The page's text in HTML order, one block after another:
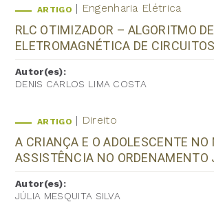
ARTIGO Engenharia Elétrica
RLC OTIMIZADOR – ALGORITMO
ELETROMAGNÉTICA DE
Autor(es):
DENIS CARLOS LIMA COSTA
ARTIGO Direito
A CRIANÇA E O ADOLESCENTE NO
ASSISTÊNCIA NO ORDENAMENTO
Autor(es):
JÚLIA MESQUITA SILVA